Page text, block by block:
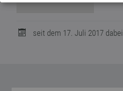
seit dem 17. Juli 2017 dabei